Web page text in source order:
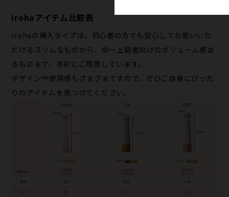
irohaアイテム比較表
irohaの挿入タイプは、初心者の方でも安心してお使いいた
だけるスリムなものから、中〜上級者向けのボリューム感あ
るものまで、多彩にご用意しています。
デザインや使用感もさまざまですので、ぜひご自身にぴった
りのアイテムを見つけてください。